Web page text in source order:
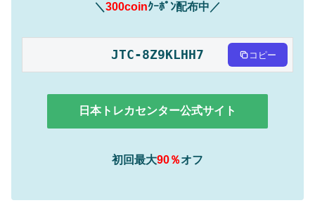
＼ 300coinｸｰﾎﾟﾝ配布中／
JTC-8Z9KLHH7 コピー
日本トレカセンター公式サイト
初回最大90％オフ